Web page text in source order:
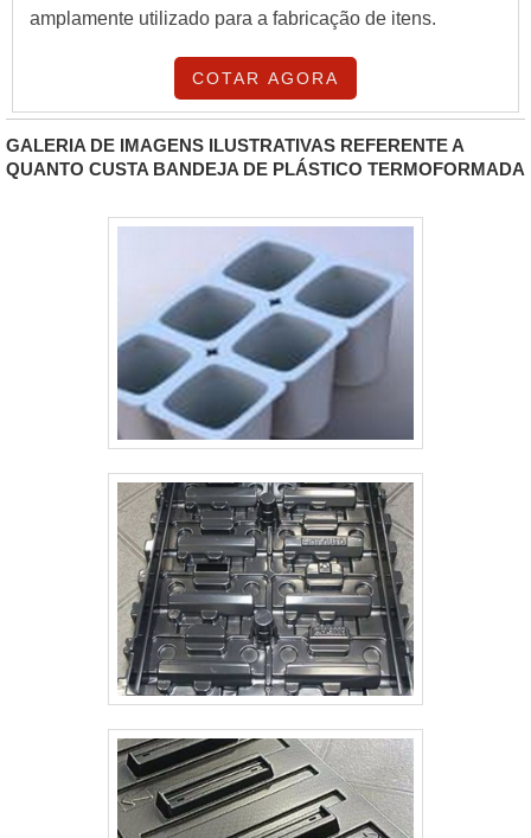
amplamente utilizado para a fabricação de itens.
COTAR AGORA
GALERIA DE IMAGENS ILUSTRATIVAS REFERENTE A
QUANTO CUSTA BANDEJA DE PLÁSTICO TERMOFORMADA